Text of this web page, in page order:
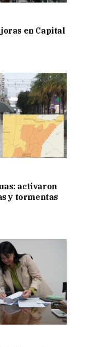
en Capital
activaron
y tormentas